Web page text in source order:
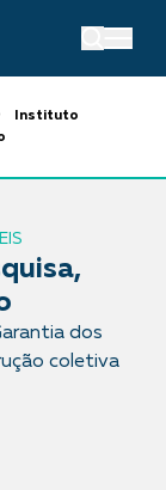
Instituto
dos
coletiva